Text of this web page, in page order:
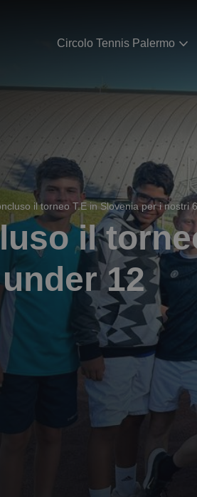
Circolo Tennis Palermo
il torneo T.E in Slovenia per i nostri
il
12